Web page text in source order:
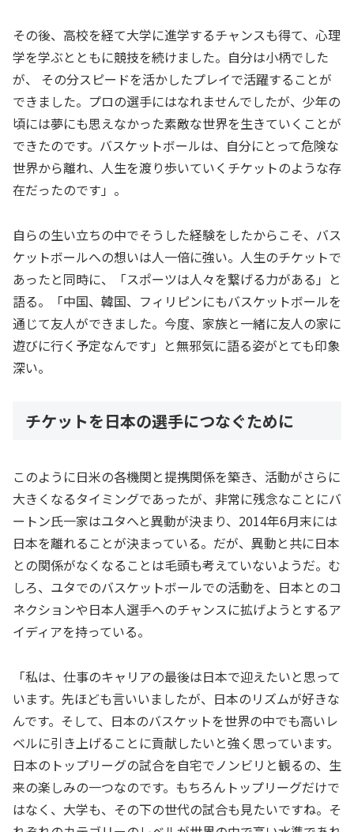
その後、高校を経て大学に進学するチャンスも得て、心理
学を学ぶとともに競技を続けました。自分は小柄でした
が、 その分スピードを活かしたプレイで活躍することが
できました。プロの選手にはなれませんでしたが、少年の
頃には夢にも思えなかった素敵な世界を生きていくことが
できたのです。バスケットボールは、自分にとって危険な
世界から離れ、人生を渡り歩いていくチケットのような存
在だったのです」。
自らの生い立ちの中でそうした経験をしたからこそ、バス
ケットボールへの想いは人一倍に強い。人生のチケットで
あったと同時に、「スポーツは人々を繋げる力がある」と
語る。「中国、韓国、フィリピンにもバスケットボールを
通じて友人ができました。今度、家族と一緒に友人の家に
遊びに行く予定なんです」と無邪気に語る姿がとても印象
深い。
チケットを日本の選手につなぐために
このように日米の各機関と提携関係を築き、活動がさらに
大きくなるタイミングであったが、非常に残念なことにバ
ートン氏一家はユタへと異動が決まり、2014年6月末には
日本を離れることが決まっている。だが、異動と共に日本
との関係がなくなることは毛頭も考えていないようだ。む
しろ、ユタでのバスケットボールでの活動を、日本とのコ
ネクションや日本人選手へのチャンスに拡げようとするア
イディアを持っている。
「私は、仕事のキャリアの最後は日本で迎えたいと思って
います。先ほども言いいましたが、日本のリズムが好きな
んです。そして、日本のバスケットを世界の中でも高いレ
ベルに引き上げることに貢献したいと強く思っています。
日本のトップリーグの試合を自宅でノンビリと観るの、生
来の楽しみの一つなのです。もちろんトップリーグだけで
はなく、大学も、その下の世代の試合も見たいですね。そ